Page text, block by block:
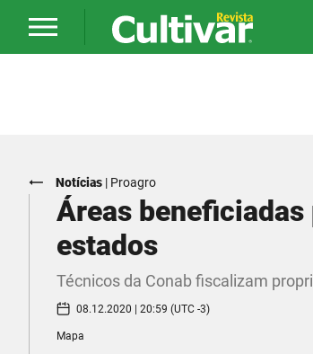
Notícias | Proagro
Áreas
estados
Técnicos da Conab fiscalizam
08.12.2020 | 20:59 (UTC -3)
Mapa